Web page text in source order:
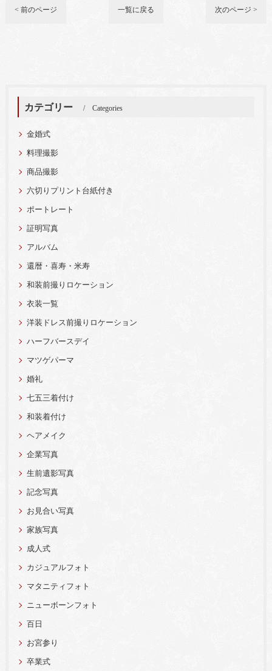
< 前のページ 一覧に戻る 次のページ >
カテゴリー Categories
金婚式
料理撮影
商品撮影
六切りプリント台紙付き
ポートレート
証明写真
アルバム
還暦・喜寿・米寿
和装前撮りロケーション
衣装一覧
洋装ドレス前撮りロケーション
ハーフバースデイ
マツゲパーマ
婚礼
七五三着付け
和装着付け
ヘアメイク
企業写真
生前遺影写真
記念写真
お見合い写真
家族写真
成人式
カジュアルフォト
マタニティフォト
ニューボーンフォト
百日
お宮参り
卒業式